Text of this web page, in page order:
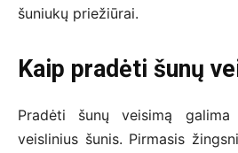
šuniukų priežiūrai.
Kaip pradėti šunų
Pradėti šunų veisimą
veislinius šunis. Pirmasis